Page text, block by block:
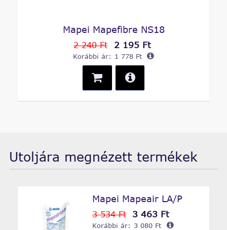
Mapei Mapefibre NS18
2 240 Ft 2 195 Ft
Korábbi ár: 1 778 Ft
Utoljára megnézett termékek
Mapei Mapeair LA/P
3 534 Ft 3 463 Ft
Korábbi ár: 3 080 Ft